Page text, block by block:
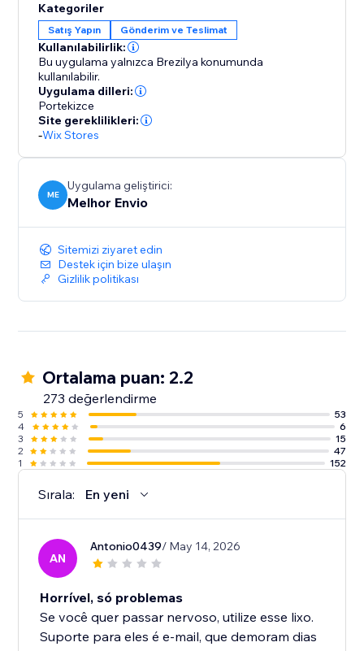
Kategoriler
Satış Yapın Gönderim ve Teslimat
Kullanılabilirlik:
Bu uygulama yalnızca Brezilya konumunda
kullanılabilir.
Uygulama dilleri:
Portekizce
Site gereklilikleri:
-Wix Stores
ME
Uygulama geliştirici:
Melhor Envio
Sitemizi ziyaret edin
Destek için bize ulaşın
Gizlilik politikası
Ortalama puan: 2.2
273 değerlendirme
5
53
4
6
3
15
2
47
1
152
Sırala: En yeni
AN
Antonio0439/ May 14, 2026
Horrível, só problemas
Se você quer passar nervoso, utilize esse lixo.
Suporte para eles é e-mail, que demoram dias